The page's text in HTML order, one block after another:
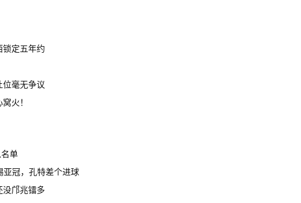
锁定五年约
位毫无争议
火！
单
亚冠，孔特差个进球
没邝兆镭多